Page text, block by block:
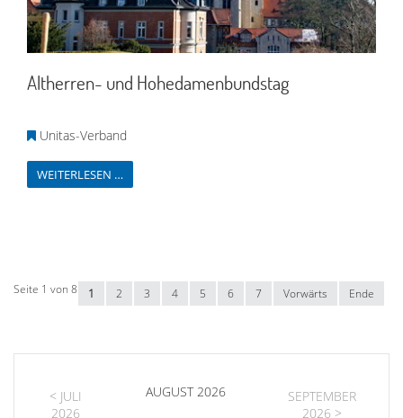
Altherren- und Hohedamenbundstag
Unitas-Verband
WEITERLESEN …
Seite 1 von 8 1 2 3 4 5 6 7 Vorwärts Ende
< JULI
2026
AUGUST 2026
SEPTEMBER
2026 >